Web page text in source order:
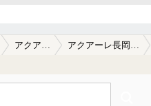
アクアーレ長岡 アクアーレ長岡の口コミ一覧